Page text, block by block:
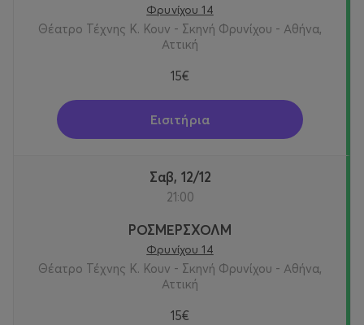
Φρυνίχου 14
Θέατρο Τέχνης Κ. Κουν - Σκηνή Φρυνίχου - Αθήνα,
Αττική
15€
Εισιτήρια
Σαβ, 12/12
21:00
ΡΟΣΜΕΡΣΧΟΛΜ
Φρυνίχου 14
Θέατρο Τέχνης Κ. Κουν - Σκηνή Φρυνίχου - Αθήνα,
Αττική
15€